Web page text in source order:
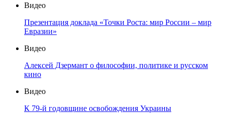
Видео
Презентация доклада «Точки Роста: мир России – мир
Евразии»
Видео
Алексей Дзермант о философии, политике и русском
кино
Видео
К 79-й годовщине освобождения Украины